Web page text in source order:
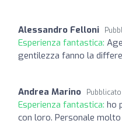
Alessandro Felloni
Esperienza fantastica:
gentilezza fanno la
Andrea Marino
Esperienza fantastica: ho
con loro. Personale